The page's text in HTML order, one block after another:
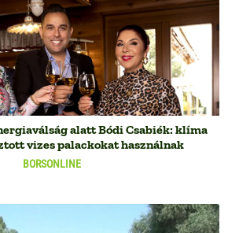
BORSONLINE
alatt Bódi Csabiék: klíma
vizes palackokat használnak